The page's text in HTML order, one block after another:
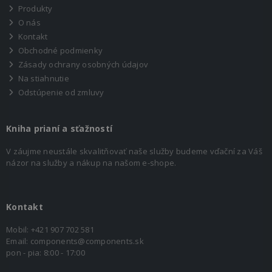
Produkty
O nás
Kontakt
Obchodné podmienky
Zásady ochrany osobných údajov
Na stiahnutie
Odstúpenie od zmluvy
Kniha prianí a sťažností
V záujme neustále skvalitňovať naše služby budeme vďační za Váš
názor na služby a nákup na našom e-shope.
Kontakt
Mobil: +421 907 702 581
Email: components@components.sk
pon - pia: 8:00 - 17:00